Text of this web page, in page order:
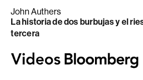
John Authers
La historia de dos burbujas y el
tercera